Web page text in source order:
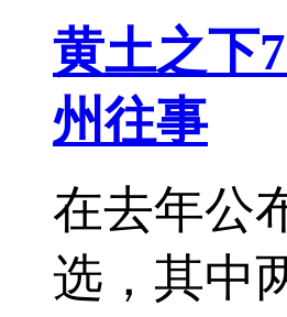
黄土之下
州往事
在去年公
选，其中